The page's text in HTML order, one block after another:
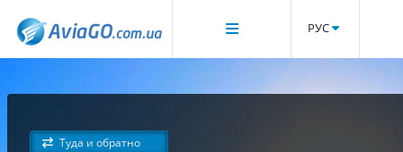
РУС
Туда и обратно